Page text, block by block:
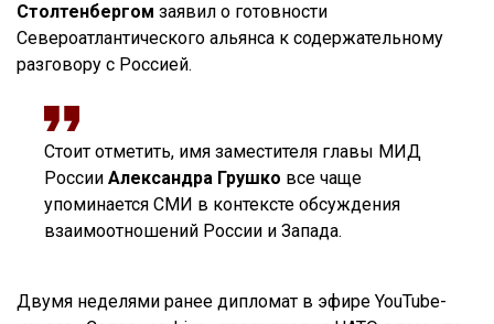
Столтенбергом заявил о готовности
Североатлантического альянса к содержательному
разговору с Россией.
Стоит отметить, имя заместителя главы МИД
России Александра Грушко все чаще
упоминается СМИ в контексте обсуждения
взаимоотношений России и Запада.
Двумя неделями ранее дипломат в эфире YouTube-